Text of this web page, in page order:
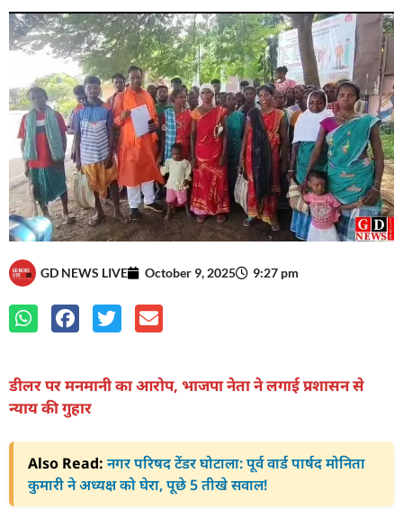
GD NEWS LIVE October 9, 2025 9:27 pm
डीलर पर मनमानी का आरोप, भाजपा नेता ने लगाई प्रशासन से
न्याय की गुहार
Also Read: नगर परिषद टेंडर घोटाला: पूर्व वार्ड पार्षद मोनिता
कुमारी ने अध्यक्ष को घेरा, पूछे 5 तीखे सवाल!